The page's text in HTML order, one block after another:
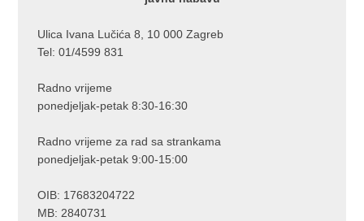
Ulica Ivana Lučića 8, 10 000 Zagreb
Tel: 01/4599 831
Radno vrijeme
ponedjeljak-petak 8:30-16:30
Radno vrijeme za rad sa strankama
ponedjeljak-petak 9:00-15:00
OIB: 17683204722
MB: 2840731